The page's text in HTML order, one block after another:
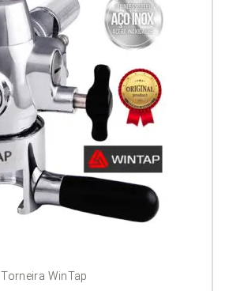
Torneira WinTap